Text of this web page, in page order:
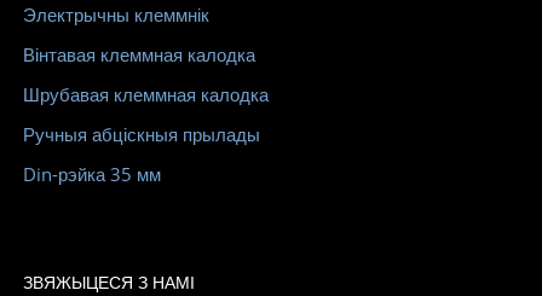
Электрычны клеммнік
Вінтавая клеммная калодка
Шрубавая клеммная калодка
Ручныя абціскныя прылады
Din-рэйка 35 мм
ЗВЯЖЫЦЕСЯ З НАМІ